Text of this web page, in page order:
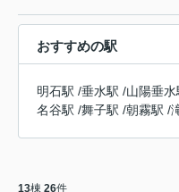
おすすめの駅
明石駅 /垂水駅 /山陽垂水
名谷駅 /舞子駅 /朝霧駅 /
13棟 26件